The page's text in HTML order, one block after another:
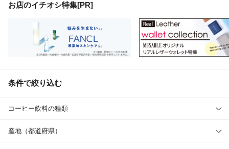
お店のイチオシ特集[PR]
条件で絞り込む
コーヒー飲料の種類
産地（都道府県）